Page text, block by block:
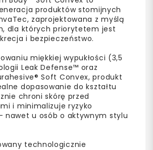
produktów stomijnych
zaprojektowana z myślą
dla których priorytetem jest
i bezpieczeństwo.
miękkiej wypukłości (3,5
Leak Defense™ oraz
Soft Convex, produkt
dopasowanie do kształtu
chroni skórę przed
i minimalizuje ryzyko
nawet u osób o aktywnym stylu
technologicznie